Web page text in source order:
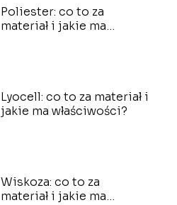
Poliester: co to za
materiał i jakie ma
Lyocell: co to za materiał i
jakie ma właściwości?
Wiskoza: co to za
materiał i jakie ma